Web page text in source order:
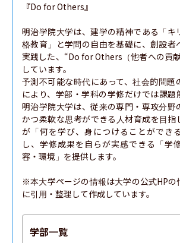
『Do for Others』
明治学院大学は、建学の精神である「キ
格教育」と学問の自由を基礎に、創設者
実践した、“Do for Others（他者への貢
しています。
予測不可能な時代にあって、社会的問題
により、学部・学科の学修だけでは課題
明治学院大学は、従来の専門・専攻分野
かつ柔軟な思考ができる人材育成を目指
が「何を学び、身につけることができ
し、学修成果を自らが実感できる「学
容・環境」を提供します。
※本大学ページの情報は大学の公式HPの
に引用・整理して作成しています。
学部一覧